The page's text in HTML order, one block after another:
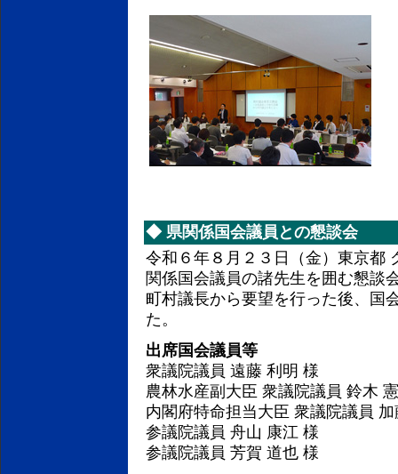
◆ 県関係国会議員との懇談会
令和６年８月２３日（金）東京都
関係国会議員の諸先生を囲む懇談
町村議長から要望を行った後、国
た。
出席国会議員等
衆議院議員 遠藤 利明 様
農林水産副大臣 衆議院議員 鈴木
内閣府特命担当大臣 衆議院議員
参議院議員 舟山 康江 様
参議院議員 芳賀 道也 様